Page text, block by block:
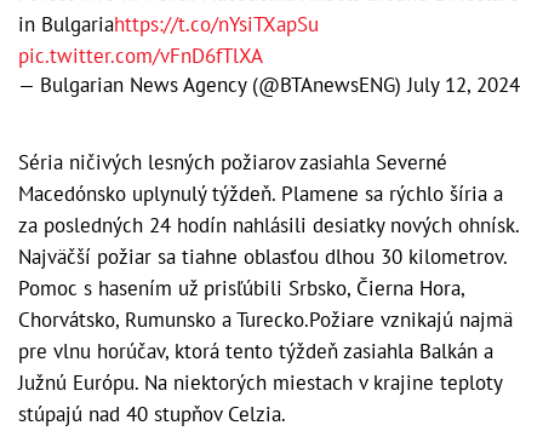
in Bulgariahttps://t.co/nYsiTXapSu
pic.twitter.com/vFnD6fTlXA
— Bulgarian News Agency (@BTAnewsENG)July 12, 2024
Séria ničivých lesných požiarov zasiahla Severné
Macedónsko uplynulý týždeň. Plamene sa rýchlo šíria a
za posledných 24 hodín nahlásili desiatky nových ohnísk.
Najväčší požiar sa tiahne oblasťou dlhou 30 kilometrov.
Pomoc s hasením už prisľúbili Srbsko, Čierna Hora,
Chorvátsko, Rumunsko a Turecko.Požiare vznikajú najmä
pre vlnu horúčav, ktorá tento týždeň zasiahla Balkán a
Južnú Európu. Na niektorých miestach v krajine teploty
stúpajú nad 40 stupňov Celzia.